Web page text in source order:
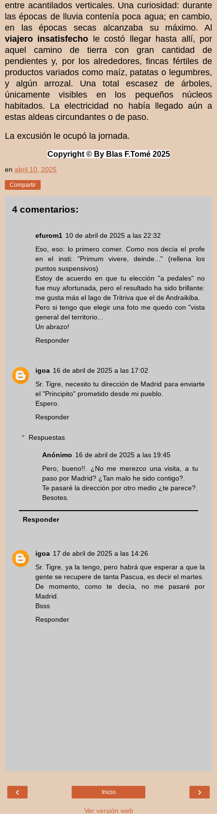
entre acantilados verticales. Una curiosidad: durante
las épocas de lluvia contenía poca agua; en cambio,
en las épocas secas alcanzaba su máximo. Al
viajero insatisfecho le costó llegar hasta allí, por
aquel camino de tierra con gran cantidad de
pendientes y, por los alrededores, fincas fértiles de
productos variados como maíz, patatas o legumbres,
y algún arrozal. Una total escasez de árboles,
únicamente visibles en los pequeños núcleos
habitados. La electricidad no había llegado aún a
estas aldeas circundantes o de paso.
La excusión le ocupó la jornada.
Copyright © By Blas F.Tomé 2025
en abril 10, 2025
Compartir
4 comentarios:
efurom1 10 de abril de 2025 a las 22:32
Eso, eso: lo primero comer. Como nos decía el profe
en el insti: "Primum vivere, deinde..." (rellena los
puntos suspensivos)
Estoy de acuerdo en que tu elección "a pedales" no
fue muy afortunada, pero el resultado ha sido brillante:
me gusta más el lago de Tritriva que el de Andraikiba.
Pero si tengo que elegir una foto me quedo con "vista
general del territorio...
Un abrazo!
Responder
igoa 16 de abril de 2025 a las 17:02
Sr. Tigre, necesito tu dirección de Madrid para enviarte
el "Principito" prometido desde mi pueblo.
Espero.
Responder
Respuestas
Anónimo 16 de abril de 2025 a las 19:45
Pero, bueno!!. ¿No me merezco una visita, a tu
paso por Madrid? ¿Tan malo he sido contigo?.
Te pasaré la dirección por otro medio ¿te parece?.
Besotes.
Responder
igoa 17 de abril de 2025 a las 14:26
Sr. Tigre, ya la tengo, pero habrá que esperar a que la
gente se recupere de tanta Pascua, es decir el martes.
De momento, como te decía, no me pasaré por
Madrid.
Bsss
Responder
‹ ›
Inicio
Ver versión web